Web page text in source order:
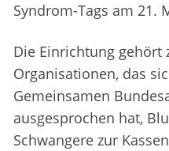
Syndrom-Tags am 21.
Die Einrichtung gehört
Organisationen, das
Gemeinsamen
ausgesprochen hat,
Schwangere zur